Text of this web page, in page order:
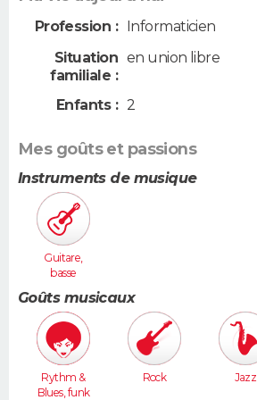
Profession :
Informaticien
Situation
familiale :
en union libre
Enfants : 2
Mes goûts et passions
Instruments de musique
Guitare,
basse
Goûts musicaux
Rythm &
Blues, funk
Rock Jazz